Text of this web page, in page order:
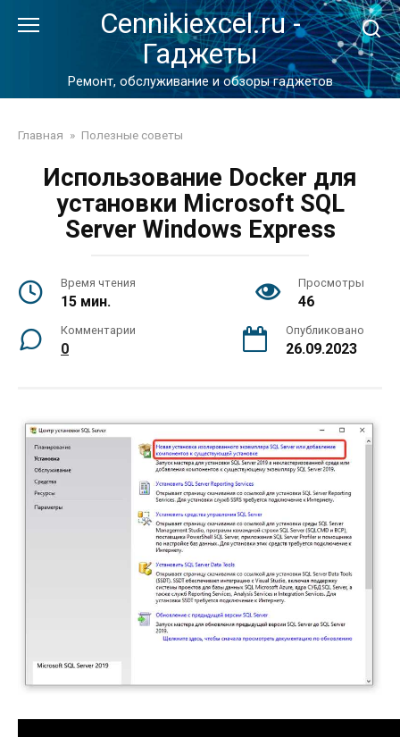
Cennikiexcel.ru -
Гаджеты
Ремонт, обслуживание и обзоры гаджетов
Главная » Полезные советы
Использование Docker для
установки Microsoft SQL
Server Windows Express
Время чтения
15 мин.
Просмотры
46
Комментарии
0
Опубликовано
26.09.2023